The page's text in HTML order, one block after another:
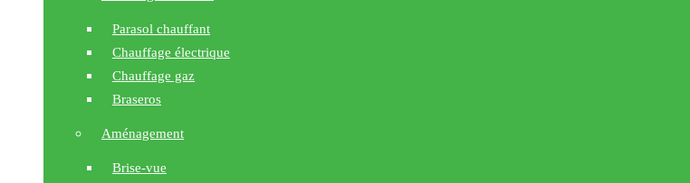
Parasol chauffant
Chauffage électrique
Chauffage gaz
Braseros
Aménagement
Brise-vue